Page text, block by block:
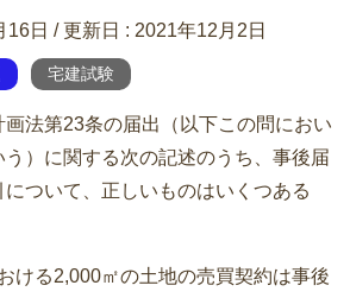
16日 / 更新日 : 2021年12月2日
宅建試験
法第23条の届出（以下この問におい
）に関する次の記述のうち、事後届
ついて、正しいものはいくつある
ける2,000㎡の土地の売買契約は事後